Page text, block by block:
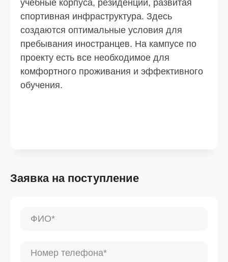
учебные корпуса, резиденции, развитая
спортивная инфраструктура. Здесь
создаются оптимальные условия для
пребывания иностранцев. На кампусе по
проекту есть все необходимое для
комфортного проживания и эффективного
обучения.
Заявка на поступление